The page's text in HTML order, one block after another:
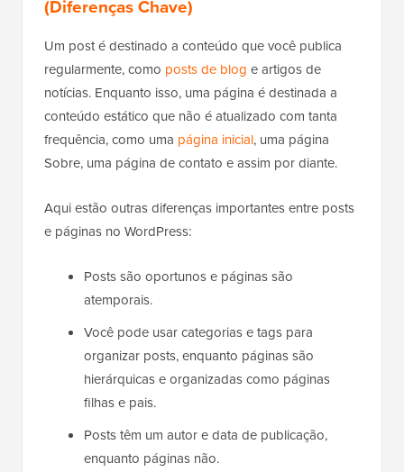
(Diferenças Chave)
Um post é destinado a conteúdo que você publica
regularmente, como posts de blog e artigos de
notícias. Enquanto isso, uma página é destinada a
conteúdo estático que não é atualizado com tanta
frequência, como uma página inicial, uma página
Sobre, uma página de contato e assim por diante.
Aqui estão outras diferenças importantes entre posts
e páginas no WordPress:
Posts são oportunos e páginas são
atemporais.
Você pode usar categorias e tags para
organizar posts, enquanto páginas são
hierárquicas e organizadas como páginas
filhas e pais.
Posts têm um autor e data de publicação,
enquanto páginas não.